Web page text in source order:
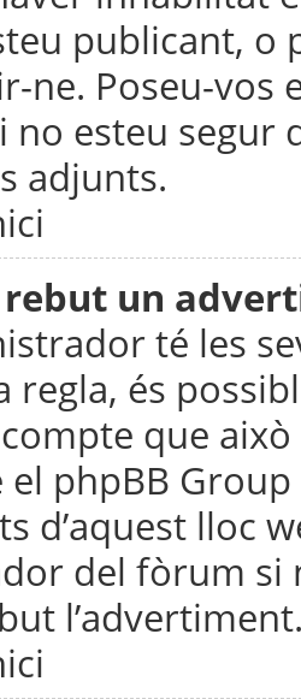
publicant,
ne. Poseu-vos
no esteu segur
adjunts.
rebut un
té les
regla, és
que
phpBB
d’aquest lloc
del fòrum